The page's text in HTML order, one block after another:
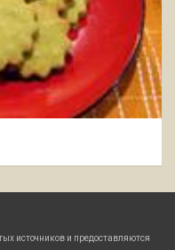
источников и предоставляются